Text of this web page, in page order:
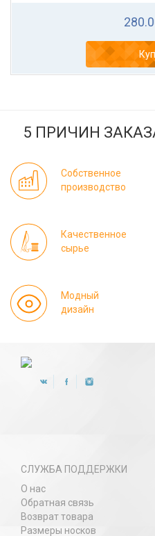
5 ПРИЧИН
Собственное
производство
Качественное
сырье
Модный
дизайн
СЛУЖБА ПОДДЕРЖКИ
О нас
Обратная связь
Возврат товара
Размеры носков